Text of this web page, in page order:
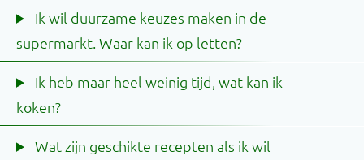
Ik wil duurzame keuzes maken in de
supermarkt. Waar kan ik op letten?
Ik heb maar heel weinig tijd, wat kan ik
koken?
Wat zijn geschikte recepten als ik wil